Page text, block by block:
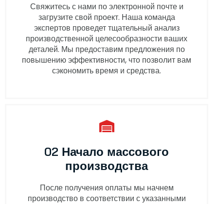
Свяжитесь с нами по электронной почте и
загрузите свой проект. Наша команда
экспертов проведет тщательный анализ
производственной целесообразности ваших
деталей. Мы предоставим предложения по
повышению эффективности, что позволит вам
сэкономить время и средства.
02 Начало массового
производства
После получения оплаты мы начнем
производство в соответствии с указанными